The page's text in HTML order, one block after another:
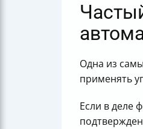
Одна из
применять
Если в деле